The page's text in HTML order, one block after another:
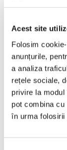
Acest site
Folosim
anunțurile,
a analiza
rețele sociale,
privire la
pot combina
în urma folosirii
de
6 August